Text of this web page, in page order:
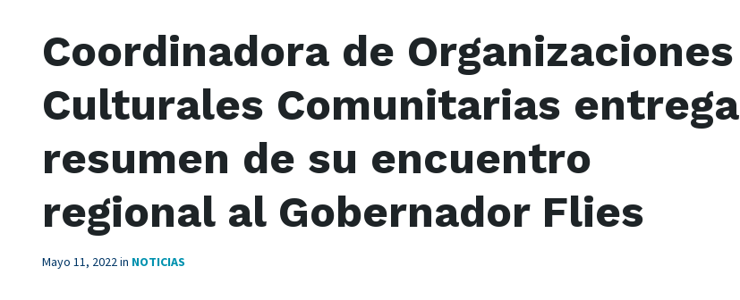
Coordinadora de Organizaciones
Culturales Comunitarias entrega
resumen de su encuentro
regional al Gobernador Flies
Mayo 11, 2022in NOTICIAS